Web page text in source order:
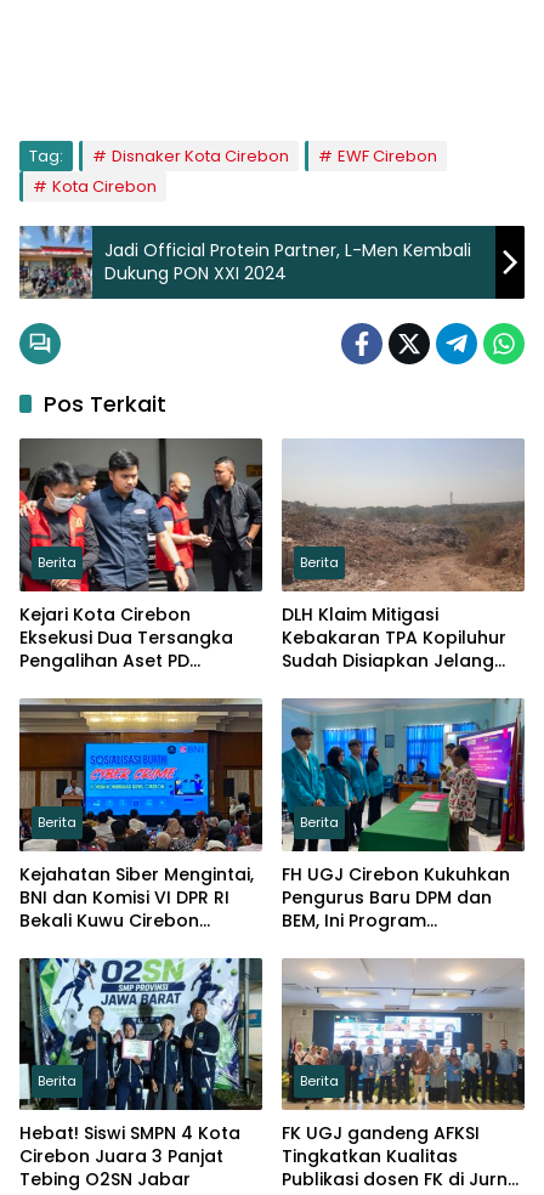
Tag: Disnaker Kota Cirebon
EWF Cirebon
Kota Cirebon
Jadi Official Protein Partner, L-Men Kembali
Dukung PON XXI 2024
Pos Terkait
Berita
Kejari Kota Cirebon
Eksekusi Dua Tersangka
Pengalihan Aset PD
Berita
DLH Klaim Mitigasi
Kebakaran TPA Kopiluhur
Sudah Disiapkan Jelang
Berita
Kejahatan Siber Mengintai,
BNI dan Komisi VI DPR RI
Bekali Kuwu Cirebon
Berita
FH UGJ Cirebon Kukuhkan
Pengurus Baru DPM dan
BEM, Ini Program
Berita
Hebat! Siswi SMPN 4 Kota
Cirebon Juara 3 Panjat
Tebing O2SN Jabar
Berita
FK UGJ gandeng AFKSI
Tingkatkan Kualitas
Publikasi dosen FK di Jurnal